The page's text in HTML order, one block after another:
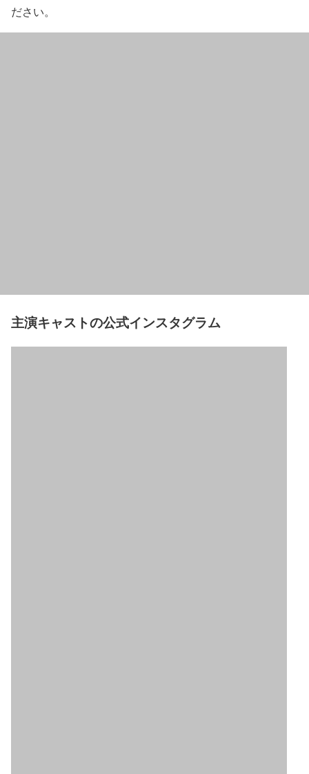
ださい。
主演キャストの公式インスタグラム